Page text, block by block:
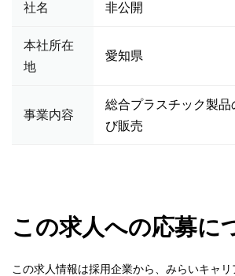
社名 非公開
本社所在
地
愛知県
事業内容
総合プラスチック製品
び販売
この求人への応募に
この求人情報は採用企業から、みらいキャ